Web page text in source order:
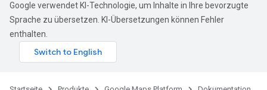
Google verwendet KI-Technologie, um Inhalte in Ihre bevorzugte
Sprache zu übersetzen. KI-Übersetzungen können Fehler
enthalten.